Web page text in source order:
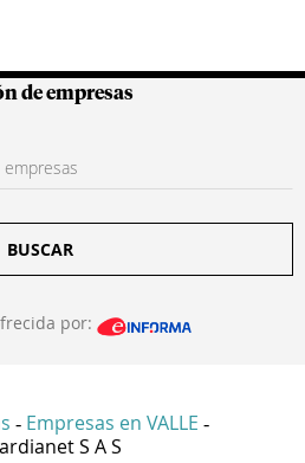
Colombianas
de empresas
BUSCAR
por:
- Empresas en VALLE -
S A S